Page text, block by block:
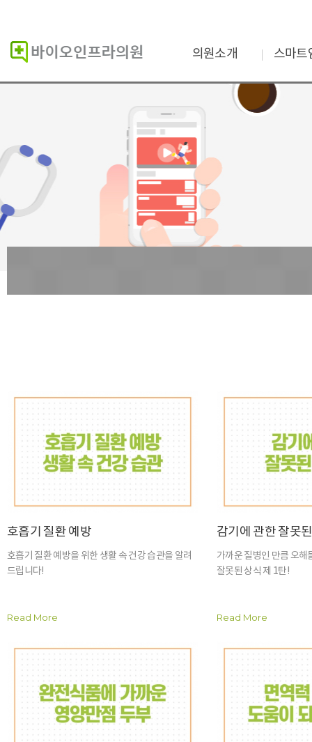
의원소개
바이오인프라의원
진단검사의학이란
의료진소개
진료시간
비급여항목
증명서발급
오시는길
스마트
호흡기 질환 예방
호흡기 질환 예방을 위한 생활 속 건강 습관을 알려
드립니다!
Read More
감기에 관한 잘못
가까운 질병인 만큼 오해
잘못된 상식 제 1탄!
Read More